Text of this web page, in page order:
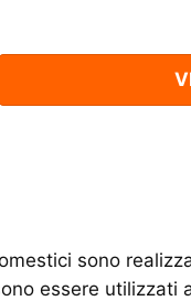
sono
essere utilizzati